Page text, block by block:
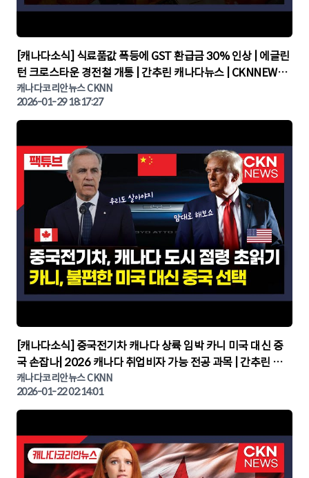
▶
[캐나다소식] 식료품값 폭등에 GST 환급금 30% 인상 | 에글린
턴 크로스타운 경전철 개통 | 간추린 캐나다뉴스 | CKNNEWS,
캐나다코리안뉴스
캐나다코리안뉴스 CKNN
2026-01-29 18:17:27
▶
[캐나다소식] 중국전기차 캐나다 상륙 임박 카니 미국 대신 중
국 손잡나| 2026 캐나다 취업비자 가능 전공 과목 | 간추린 캐
나다뉴스 | CKNNEWS, 캐나다코리안뉴스
캐나다코리안뉴스 CKNN
2026-01-22 02:14:01